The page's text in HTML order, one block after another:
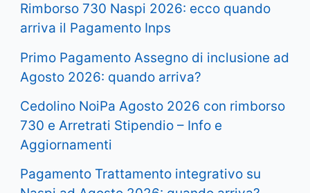
Rimborso 730 Naspi 2026: ecco quando
arriva il Pagamento Inps
Primo Pagamento Assegno di inclusione ad
Agosto 2026: quando arriva?
Cedolino NoiPa Agosto 2026 con rimborso
730 e Arretrati Stipendio – Info e
Aggiornamenti
Pagamento Trattamento integrativo su